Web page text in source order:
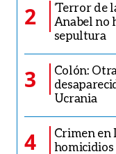
2
‘Terror de
Anabel no
sepultura
3
Colón:
Ucrania
4
Crimen en
homicidios